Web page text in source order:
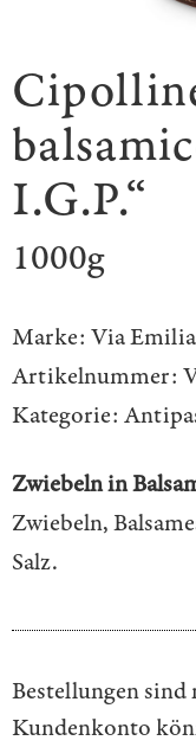
I.G.P.“
1000g
Marke: Via Emilia
Artikelnummer:
Kategorie:
Zwiebeln in
Zwiebeln,
Salz.
Bestellungen
Kundenkonto